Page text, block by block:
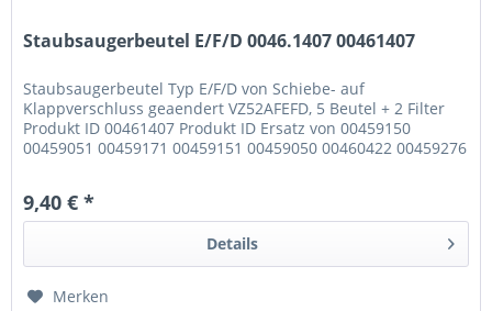
Staubsaugerbeutel E/F/D 0046.1407 00461407
Staubsaugerbeutel Typ E/F/D von Schiebe- auf
Klappverschluss geaendert VZ52AFEFD, 5 Beutel + 2 Filter
Produkt ID 00461407 Produkt ID Ersatz von 00459150
00459051 00459171 00459151 00459050 00460422 00459276
9,40 € *
Details
Merken